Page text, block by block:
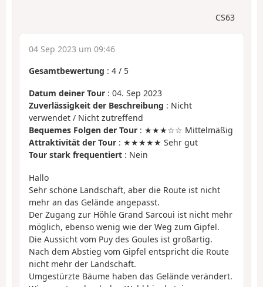
CS63
04 Sep 2023 um 09:46
Gesamtbewertung : 4 / 5
Datum deiner Tour : 04. Sep 2023
Zuverlässigkeit der Beschreibung : Nicht
verwendet / Nicht zutreffend
Bequemes Folgen der Tour : ★★★☆☆ Mittelmäßig
Attraktivität der Tour : ★★★★★ Sehr gut
Tour stark frequentiert : Nein
Hallo
Sehr schöne Landschaft, aber die Route ist nicht
mehr an das Gelände angepasst.
Der Zugang zur Höhle Grand Sarcoui ist nicht mehr
möglich, ebenso wenig wie der Weg zum Gipfel.
Die Aussicht vom Puy des Goules ist großartig.
Nach dem Abstieg vom Gipfel entspricht die Route
nicht mehr der Landschaft.
Umgestürzte Bäume haben das Gelände verändert.